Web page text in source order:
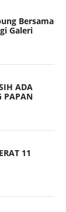
Bersama
Galeri
ADA
PAPAN
11